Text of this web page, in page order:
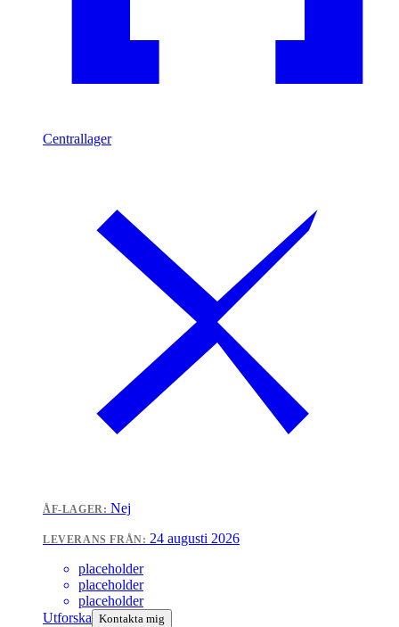
Centrallager
ÅF-LAGER: Nej
LEVERANS FRÅN: 24 augusti 2026
placeholder
placeholder
placeholder
Utforska Kontakta mig